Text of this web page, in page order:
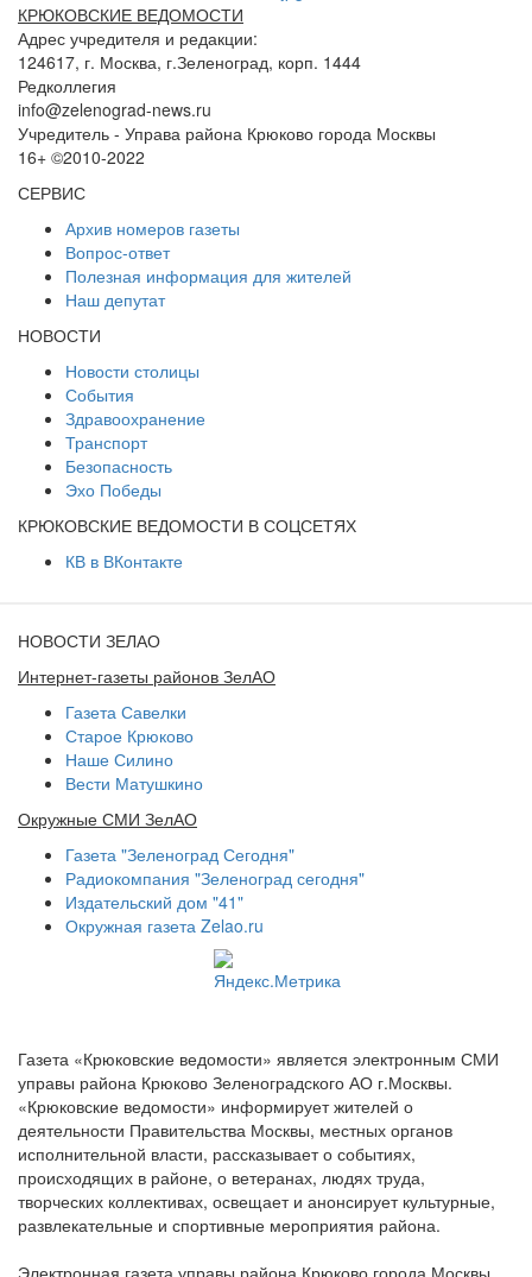
КРЮКОВСКИЕ ВЕДОМОСТИ
Адрес учредителя и редакции:
124617, г. Москва, г.Зеленоград, корп. 1444
Редколлегия
info@zelenograd-news.ru
Учредитель - Управа района Крюково города Москвы
16+ ©2010-2022
СЕРВИС
Архив номеров газеты
Вопрос-ответ
Полезная информация для жителей
Наш депутат
НОВОСТИ
Новости столицы
События
Здравоохранение
Транспорт
Безопасность
Эхо Победы
КРЮКОВСКИЕ ВЕДОМОСТИ В СОЦСЕТЯХ
КВ в ВКонтакте
НОВОСТИ ЗЕЛАО
Интернет-газеты районов ЗелАО
Газета Савелки
Старое Крюково
Наше Силино
Вести Матушкино
Окружные СМИ ЗелАО
Газета "Зеленоград Сегодня"
Радиокомпания "Зеленоград сегодня"
Издательский дом "41"
Окружная газета Zelao.ru
Газета «Крюковские ведомости» является электронным СМИ
управы района Крюково Зеленоградского АО г.Москвы.
«Крюковские ведомости» информирует жителей о
деятельности Правительства Москвы, местных органов
исполнительной власти, рассказывает о событиях,
происходящих в районе, о ветеранах, людях труда,
творческих коллективах, освещает и анонсирует культурные,
развлекательные и спортивные мероприятия района.
Электронная газета управы района Крюково города Москвы